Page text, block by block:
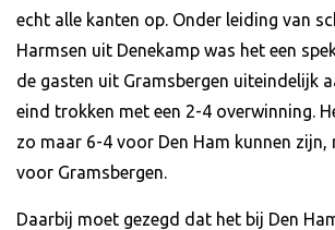
echt alle kanten op. Onder leiding van
Harmsen uit Denekamp was het een
de gasten uit Gramsbergen uiteindelijk
eind trokken met een 2-4 overwinning.
zo maar 6-4 voor Den Ham kunnen zijn,
voor Gramsbergen.
Daarbij moet gezegd dat het bij Den